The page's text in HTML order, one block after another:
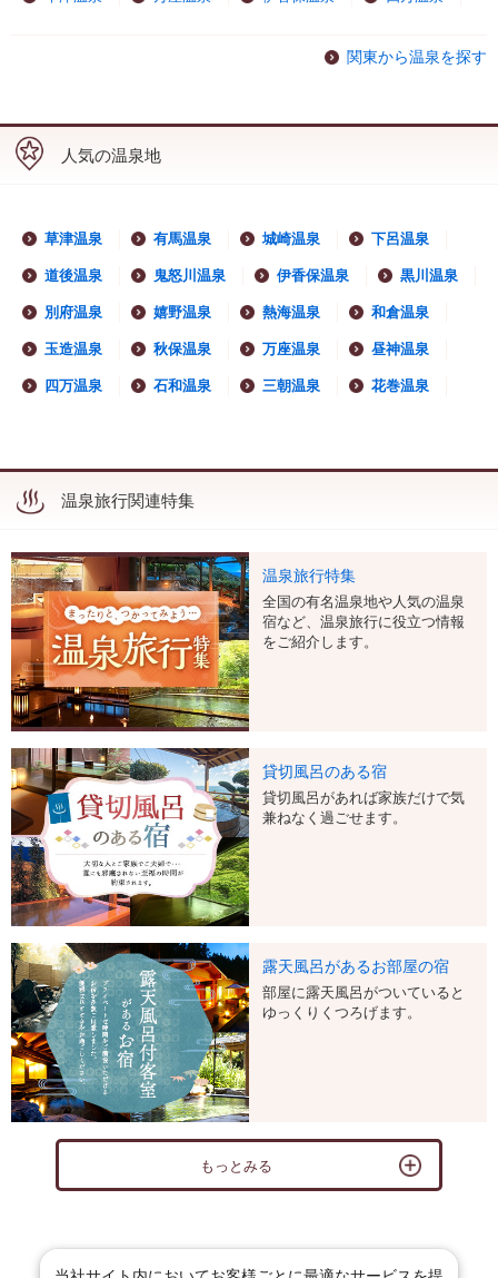
関東から温泉を探す
人気の温泉地
草津温泉 有馬温泉 城崎温泉 下呂温泉
道後温泉 鬼怒川温泉 伊香保温泉 黒川温泉
別府温泉 嬉野温泉 熱海温泉 和倉温泉
玉造温泉 秋保温泉 万座温泉 昼神温泉
四万温泉 石和温泉 三朝温泉 花巻温泉
温泉旅行関連特集
温泉旅行特集
全国の有名温泉地や人気の温泉
宿など、温泉旅行に役立つ情報
をご紹介します。
貸切風呂のある宿
貸切風呂があれば家族だけで気
兼ねなく過ごせます。
露天風呂があるお部屋の宿
部屋に露天風呂がついていると
ゆっくりくつろげます。
もっとみる